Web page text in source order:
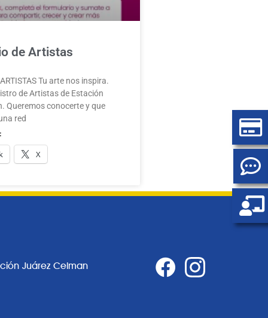
de Artistas
Tu arte nos inspira.
de Artistas de Estación
Queremos conocerte y que
red
X
Juárez Celman